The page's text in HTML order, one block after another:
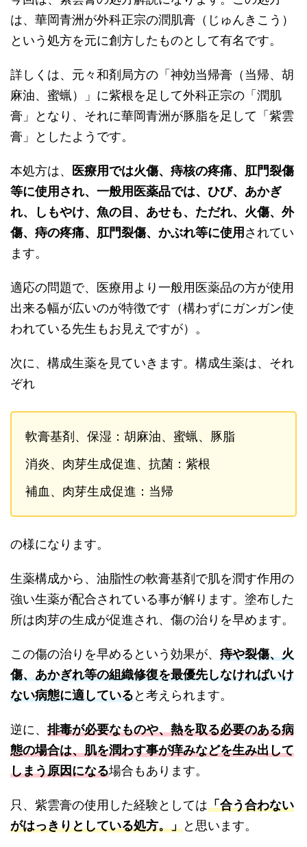
は、華岡青洲が外科正宗の潤肌膏（じゅんきこう）
という処方を元に創方したものとして有名です。
詳しくは、元々和剤局方の「神効当帰膏（当帰、胡
麻油、蜜蝋）」に紫根を足して外科正宗の「潤肌
膏」となり、それに華岡青洲が豚脂を足して「紫雲
膏」としたようです。
本処方は、 医療用では火傷、痔核の疼痛、肛門裂傷
等に使用され、一般用医薬品では、ひび、あかぎ
れ、しもやけ、魚の目、あせも、ただれ、火傷、外
傷、痔の疼痛、肛門裂傷、かぶれ等に使用されてい
ます。
適応の問題で、医療用より一般用医薬品の方が使用
出来る幅が広いのが特徴です（構わずにガンガン使
われている先生もお見えですが）。
次に、構成生薬を見ていきます。構成生薬は、それ
ぞれ
軟膏基剤、保湿：胡麻油、蜜蝋、豚脂
消炎、肉芽生成促進、抗菌：紫根
補血、肉芽生成促進：当帰
の様になります。
生薬構成から、油脂性の軟膏基剤で肌を潤す作用の
強い生薬が配合されている事が解ります。塗布した
所は肉芽の生成が促進され、傷の治りを早めます。
この傷の治りを早めるという効果が、 痔や裂傷、火
傷、あかぎれ等の組織修復を最優先しなければいけ
ない病態に適していると考えられます。
逆に、 排毒が必要なものや、熱を取る必要のある病
態の場合は、肌を潤わす事が痒みなどを生み出して
しまう原因になる場合もあります。
只、紫雲膏の使用した経験としては「合う合わない
がはっきりとしている処方。」と思います。